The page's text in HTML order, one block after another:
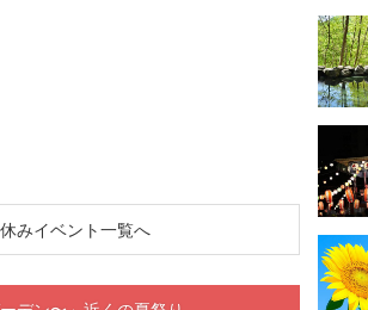
みイベント一覧へ